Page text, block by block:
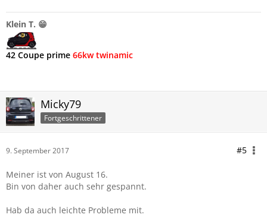
Klein T. 😁
42 Coupe prime 66kw twinamic
Micky79
Fortgeschrittener
9. September 2017 #5
Meiner ist von August 16.
Bin von daher auch sehr gespannt.
Hab da auch leichte Probleme mit.